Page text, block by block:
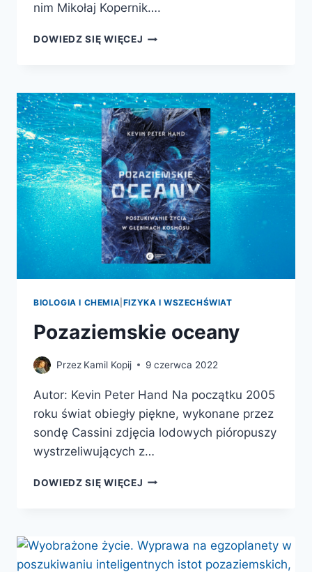
nim Mikołaj Kopernik….
DOWIEDZ SIĘ WIĘCEJ KOPERNIK.
BIOLOGIA I CHEMIA FIZYKA I WSZECHŚWIAT
Pozaziemskie oceany
Przez Kamil Kopij 9 czerwca 2022
Autor: Kevin Peter Hand Na początku 2005
roku świat obiegły piękne, wykonane przez
sondę Cassini zdjęcia lodowych pióropuszy
wystrzeliwujących z…
DOWIEDZ SIĘ WIĘCEJ POZAZIEMSKIE